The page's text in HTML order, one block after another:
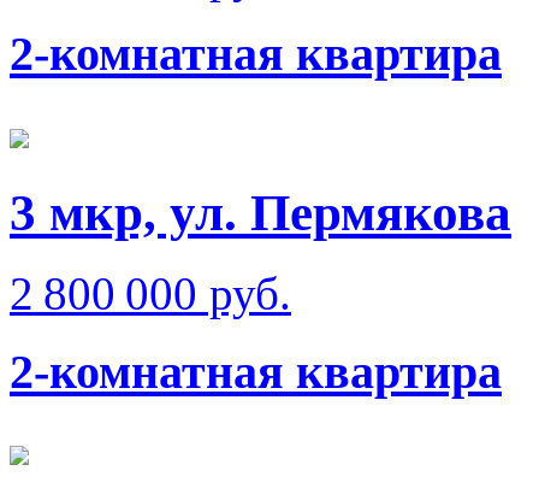
2-комнатная квартира
3 мкр, ул. Пермякова
2 800 000 руб.
2-комнатная квартира